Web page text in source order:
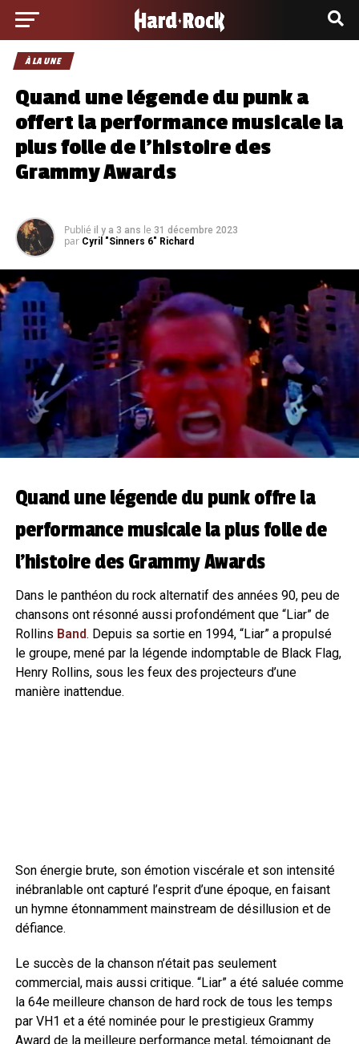
À LA UNE
Quand une légende du punk a
offert la performance musicale la
plus folle de l’histoire des
Grammy Awards
Publié il y a 3 ans le 31 décembre 2023
par Cyril "Sinners 6" Richard
Quand une légende du punk offre la
performance musicale la plus folle de
l’histoire des Grammy Awards
Dans le panthéon du rock alternatif des années 90, peu de
chansons ont résonné aussi profondément que “Liar” de
Rollins Band. Depuis sa sortie en 1994, “Liar” a propulsé
le groupe, mené par la légende indomptable de Black Flag,
Henry Rollins, sous les feux des projecteurs d’une
manière inattendue.
Son énergie brute, son émotion viscérale et son intensité
inébranlable ont capturé l’esprit d’une époque, en faisant
un hymne étonnamment mainstream de désillusion et de
défiance.
Le succès de la chanson n’était pas seulement
commercial, mais aussi critique. “Liar” a été saluée comme
la 64e meilleure chanson de hard rock de tous les temps
par VH1 et a été nominée pour le prestigieux Grammy
Award de la meilleure performance metal, témoignant de